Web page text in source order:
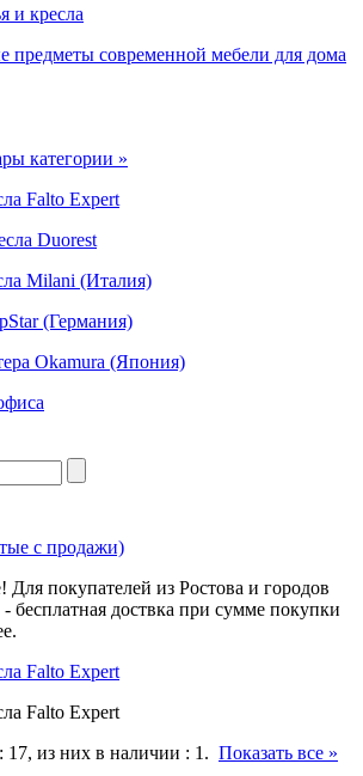
и кресла
предметы современной мебели для дома
категории »
Falto Expert
Duorest
Milani (Италия)
(Германия)
Okamura (Япония)
с продажи)
Для покупателей из Ростова и городов
- бесплатная доствка при сумме покупки
Falto Expert
Falto Expert
17, из них в наличии : 1 . Показать все »